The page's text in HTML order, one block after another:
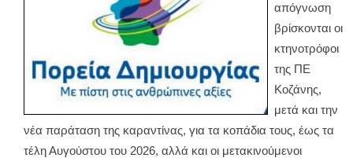
απόγνωση
βρίσκονται οι
κτηνοτρόφοι
της ΠΕ
Κοζάνης,
μετά και την
νέα παράταση της καραντίνας, για τα κοπάδια τους, έως τα
τέλη Αυγούστου του 2026, αλλά και οι μετακινούμενοι